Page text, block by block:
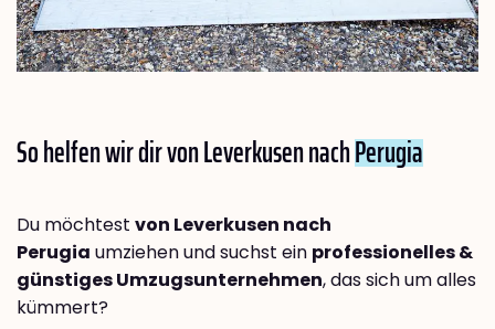
So helfen wir dir von Leverkusen nachPerugia
Du möchtest von Leverkusen nach
Perugia umziehen und suchst ein professionelles &
günstiges Umzugsunternehmen, das sich um alles
kümmert?